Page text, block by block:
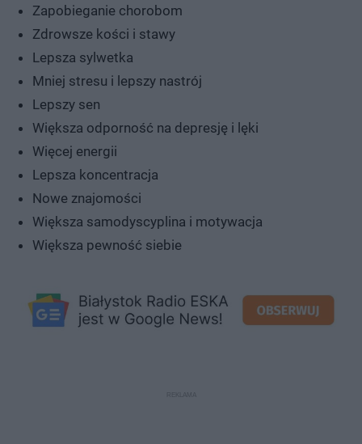
Zapobieganie chorobom
Zdrowsze kości i stawy
Lepsza sylwetka
Mniej stresu i lepszy nastrój
Lepszy sen
Większa odporność na depresję i lęki
Więcej energii
Lepsza koncentracja
Nowe znajomości
Większa samodyscyplina i motywacja
Większa pewność siebie